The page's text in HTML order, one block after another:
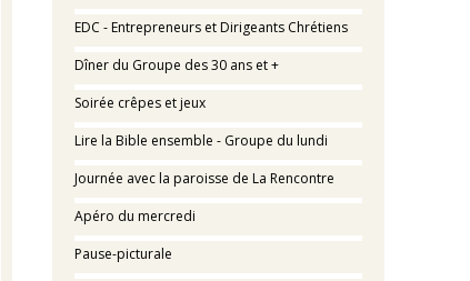
EDC - Entrepreneurs et Dirigeants Chrétiens
Dîner du Groupe des 30 ans et +
Soirée crêpes et jeux
Lire la Bible ensemble - Groupe du lundi
Journée avec la paroisse de La Rencontre
Apéro du mercredi
Pause-picturale